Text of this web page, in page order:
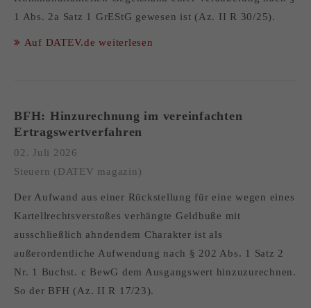
1 Abs. 2a Satz 1 GrEStG gewesen ist (Az. II R 30/25).
Auf DATEV.de weiterlesen
BFH: Hinzurechnung im vereinfachten
Ertragswertverfahren
02. Juli 2026
Steuern (DATEV magazin)
Der Aufwand aus einer Rückstellung für eine wegen eines
Kartellrechtsverstoßes verhängte Geldbuße mit
ausschließlich ahndendem Charakter ist als
außerordentliche Aufwendung nach § 202 Abs. 1 Satz 2
Nr. 1 Buchst. c BewG dem Ausgangswert hinzuzurechnen.
So der BFH (Az. II R 17/23).